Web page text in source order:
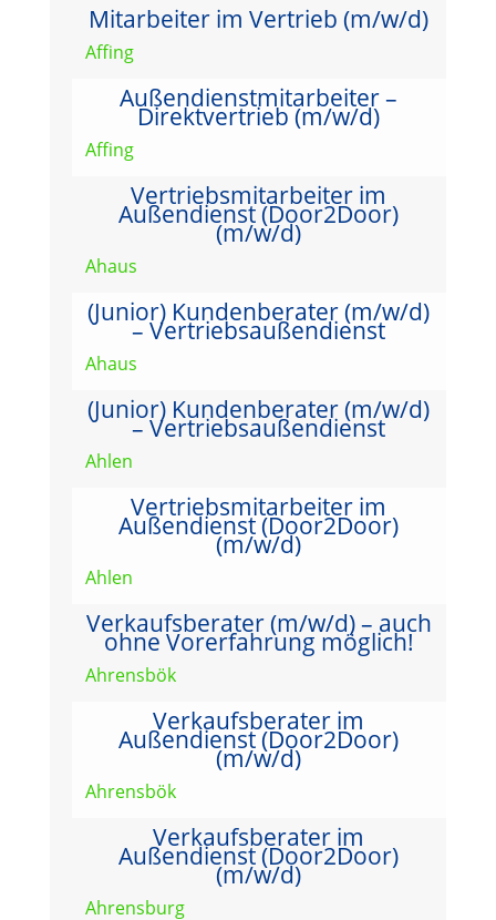
Mitarbeiter im Vertrieb (m/w/d)
Affing
Außendienstmitarbeiter –
Direktvertrieb (m/w/d)
Affing
Vertriebsmitarbeiter im
Außendienst (Door2Door)
(m/w/d)
Ahaus
(Junior) Kundenberater (m/w/d)
– Vertriebsaußendienst
Ahaus
(Junior) Kundenberater (m/w/d)
– Vertriebsaußendienst
Ahlen
Vertriebsmitarbeiter im
Außendienst (Door2Door)
(m/w/d)
Ahlen
Verkaufsberater (m/w/d) – auch
ohne Vorerfahrung möglich!
Ahrensbök
Verkaufsberater im
Außendienst (Door2Door)
(m/w/d)
Ahrensbök
Verkaufsberater im
Außendienst (Door2Door)
(m/w/d)
Ahrensburg